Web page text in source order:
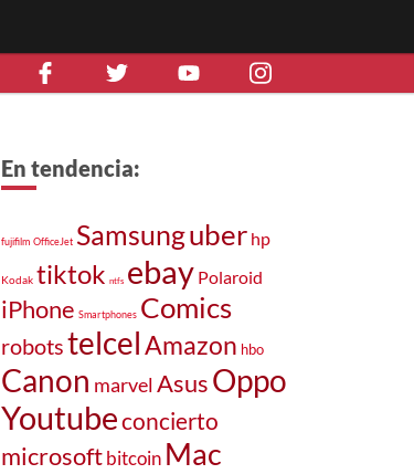
En tendencia:
fujifilm OfficeJet Samsunguber hp
Kodak tiktok ntfs ebay Polaroid
iPhone Smartphones Comics
robotstelcelAmazon hbo
Canon marvelAsusOppo
Youtubeconcierto
microsoftbitcoin Mac